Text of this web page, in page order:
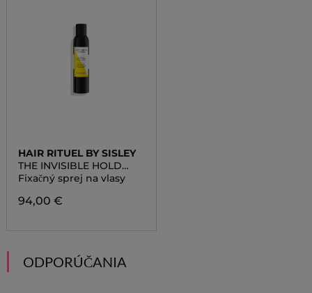
HAIR RITUEL BY SISLEY
THE INVISIBLE HOLD
HAIRSPRAY
Fixačný sprej na vlasy
94,00 €
ODPORÚČANIA